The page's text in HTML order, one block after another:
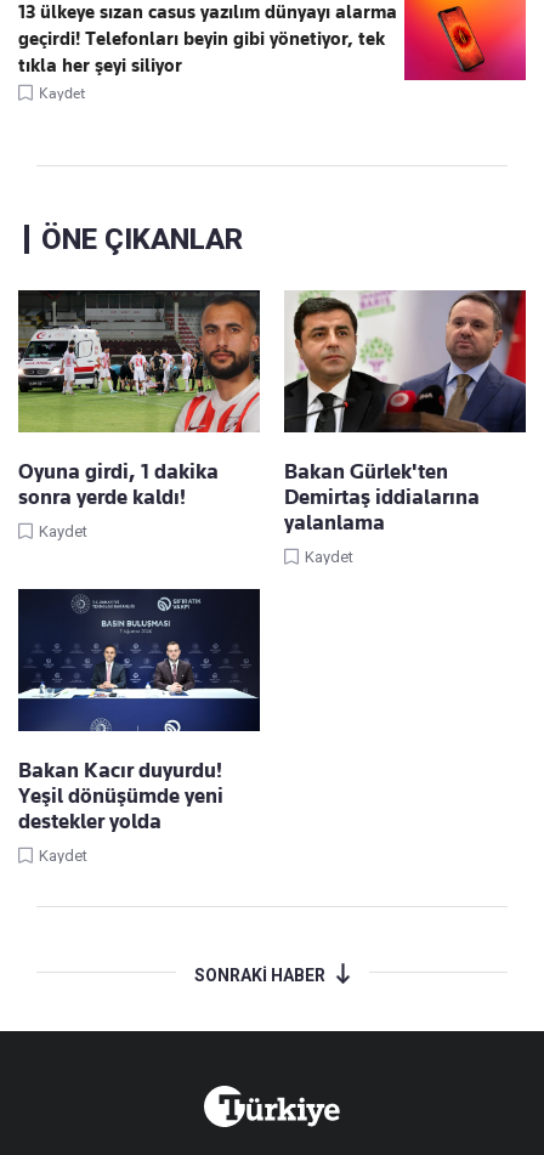
13 ülkeye sızan casus yazılım dünyayı alarma
geçirdi! Telefonları beyin gibi yönetiyor, tek
tıkla her şeyi siliyor
Kaydet
ÖNE ÇIKANLAR
Oyuna girdi, 1 dakika
sonra yerde kaldı!
Kaydet
Bakan Gürlek'ten
Demirtaş iddialarına
yalanlama
Kaydet
Bakan Kacır duyurdu!
Yeşil dönüşümde yeni
destekler yolda
Kaydet
SONRAKİ HABER